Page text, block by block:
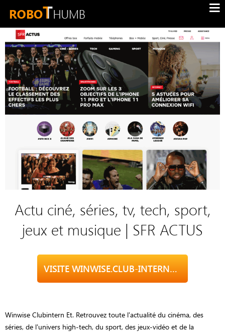
Actu ciné, séries, tv, tech, sport,
jeux et musique | SFR ACTUS
VISITE WINWISE.CLUB-INTERNET.FR
Winwise Clubintern Et. Retrouvez toute l'actualité du cinéma, des
séries, de l'univers high-tech, du sport, des jeux-vidéo et de la